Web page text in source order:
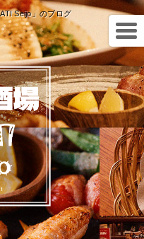
Seijo」のブログ